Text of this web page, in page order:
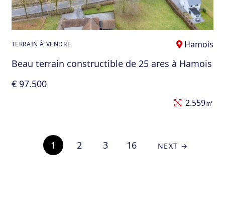
TERRAIN À VENDRE Hamois
Beau terrain constructible de 25 ares à Hamois
€ 97.500
2.559㎡
1 2 3 16 NEXT →